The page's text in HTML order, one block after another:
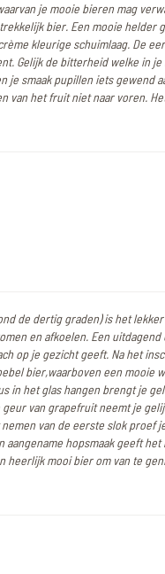
je mooie bieren mag
bier. Een mooie helder
kleurige schuimlaag. De
Gelijk de bitterheid welke in je
je smaak pupillen iets gewend
van het fruit niet naar voren.
de dertig graden) is het
en afkoelen. Een
op je gezicht geeft. Na het
bier,waarboven een mooie
in het glas hangen brengt je
geur van grapefruit neemt je
nemen van de eerste slok proef
aangename hopsmaak geeft
heerlijk mooi bier om van te